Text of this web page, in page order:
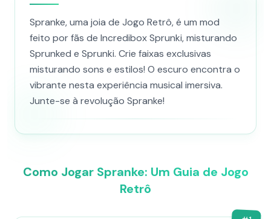
Spranke, uma joia de Jogo Retrô, é um mod
feito por fãs de Incredibox Sprunki, misturando
Sprunked e Sprunki. Crie faixas exclusivas
misturando sons e estilos! O escuro encontra o
vibrante nesta experiência musical imersiva.
Junte-se à revolução Spranke!
Como Jogar Spranke: Um Guia de Jogo
Retrô